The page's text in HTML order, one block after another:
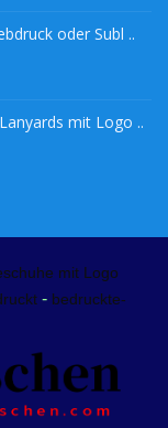
oder Subl ..
mit Logo ..
mit Logo
- bedruckte-